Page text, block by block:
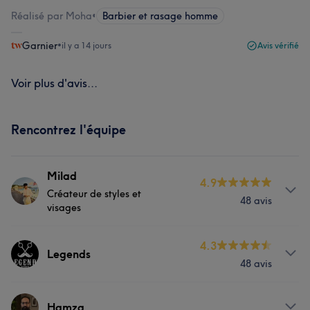
Réalisé par Moha• Barbier et rasage homme
Garnier•il y a 14 jours Avis vérifié
Voir plus d'avis...
Rencontrez l'équipe
Milad
Créateur de styles et
visages
4.9
48 avis
À propos
Spécialiste en coiffure et visagisme, je mets mon
coiffures sur-mesure, adaptées à la morphologie de
Legends
4.3
48 avis
PrestationsHamza